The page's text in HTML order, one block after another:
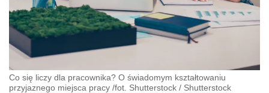
Co się liczy dla pracownika? O świadomym kształtowaniu
przyjaznego miejsca pracy /fot. Shutterstock / Shutterstock